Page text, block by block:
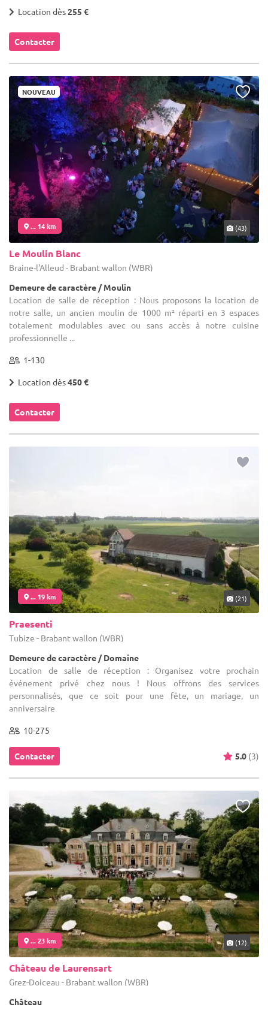
Location dès255 €
Contacter
NOUVEAU
... 14 km (43)
Le Moulin Blanc
Braine-l'Alleud - Brabant wallon (WBR)
Demeure de caractère / Moulin
Location de salle de réception : Nous proposons la location de
notre salle, un ancien moulin de 1000 m² réparti en 3 espaces
totalement modulables avec ou sans accès à notre cuisine
professionnelle ...
1-130
Location dès450 €
Contacter
... 19 km (21)
Praesenti
Tubize - Brabant wallon (WBR)
Demeure de caractère / Domaine
Location de salle de réception : Organisez votre prochain
événement privé chez nous ! Nous offrons des services
personnalisés, que ce soit pour une fête, un mariage, un
anniversaire
10-275
Contacter 5.0 (3)
... 23 km (12)
Château de Laurensart
Grez-Doiceau - Brabant wallon (WBR)
Château